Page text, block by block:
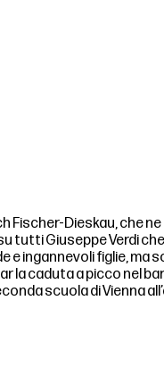
Dieskau, che
Giuseppe Verdi che
e ingannevoli figlie,
la caduta a picco nel
scuola di Vienna